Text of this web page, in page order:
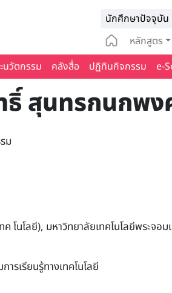
นักศึกษาปัจจุบัน
Main
หลักสูตร
นวัตกรรม คลังสื่อ ปฏิทินกิจกรรม e-
ธิ์ สุนทรกนกพ
ม
โนโลยี), มหาวิทยาลัยเทคโนโลยีพระจอม
รเรียนรู้ทางเทคโนโลยี